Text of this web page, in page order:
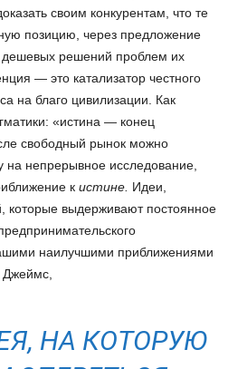
своим конкурентам, что те
позицию, через предложение
решений проблем их
— это катализатор честного
на благо цивилизации. Как
«истина — конец
свободный рынок можно
на непрерывное исследование,
к истине. Идеи,
которые выдерживают постоянное
наилучшими приближениями
Джеймс,
НА КОТОРУЮ